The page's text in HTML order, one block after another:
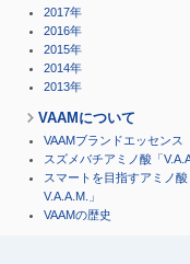
2017年
2016年
2015年
2014年
2013年
VAAMについて
VAAMブランドエッセンス
スズメバチアミノ酸「
スマートを目指すアミノ
V.A.A.M.」
VAAMの歴史